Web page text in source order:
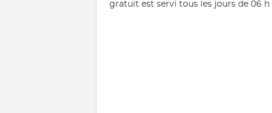
gratuit est servi tous les jours de 06 h